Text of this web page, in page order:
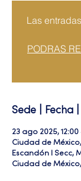
Las
PODRAS
Sede | Fecha
23 ago 2025, 12:00
Ciudad de
Escandón I Secc,
Ciudad de